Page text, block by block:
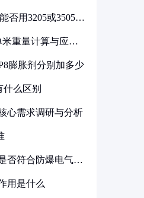
否用3205或3505代
米重量计算与应用
膨胀剂分别加多少
什么区别
心需求调研与分析
否符合防爆电气设
用是什么